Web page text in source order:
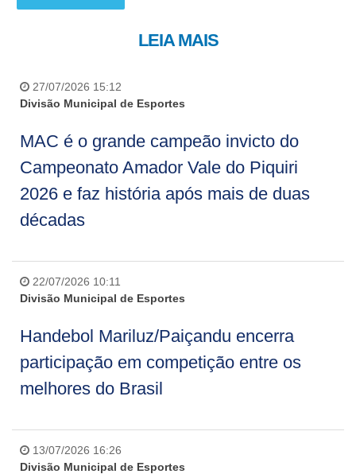
LEIA MAIS
27/07/2026 15:12
Divisão Municipal de Esportes
MAC é o grande campeão invicto do
Campeonato Amador Vale do Piquiri
2026 e faz história após mais de duas
décadas
22/07/2026 10:11
Divisão Municipal de Esportes
Handebol Mariluz/Paiçandu encerra
participação em competição entre os
melhores do Brasil
13/07/2026 16:26
Divisão Municipal de Esportes